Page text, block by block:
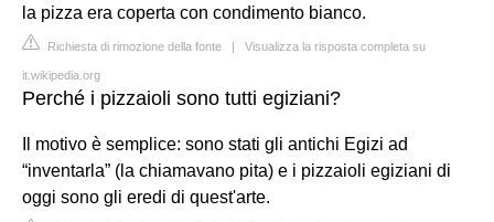
la pizza era coperta con condimento bianco.
Richiesta di rimozione della fonte | Visualizza la risposta completa su
it.wikipedia.org
Perché i pizzaioli sono tutti egiziani?
Il motivo è semplice: sono stati gli antichi Egizi ad
“inventarla” (la chiamavano pita) e i pizzaioli egiziani di
oggi sono gli eredi di quest'arte.